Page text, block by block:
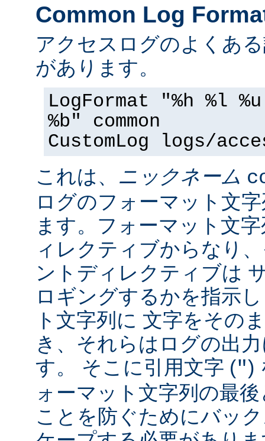
Common Log
アクセスログのよくあ
があります。
LogFormat "%h %l
%b" common
CustomLog logs/
これは、 ニックネーム
ログのフォーマット文
ます。フォーマット文
ィレクティブからなり
ントディレクティブは
ロギングするかを指示
ト文字列に 文字をその
き、それらはログの出
す。 そこに引用文字 (")
ォーマット文字列の最
ことを防ぐためにバッ